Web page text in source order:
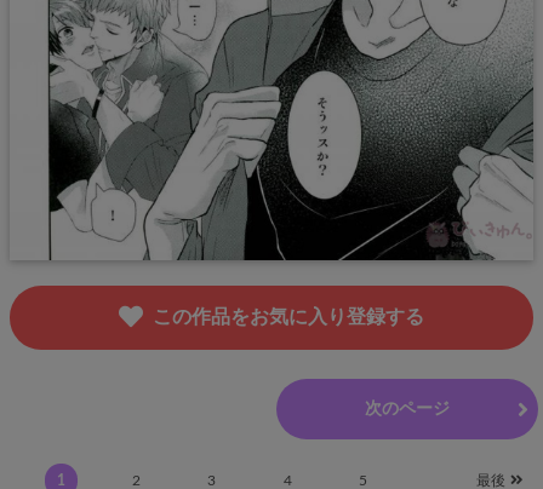
この作品をお気に入り登録する
次のページ
1 2 3 4 5 最後